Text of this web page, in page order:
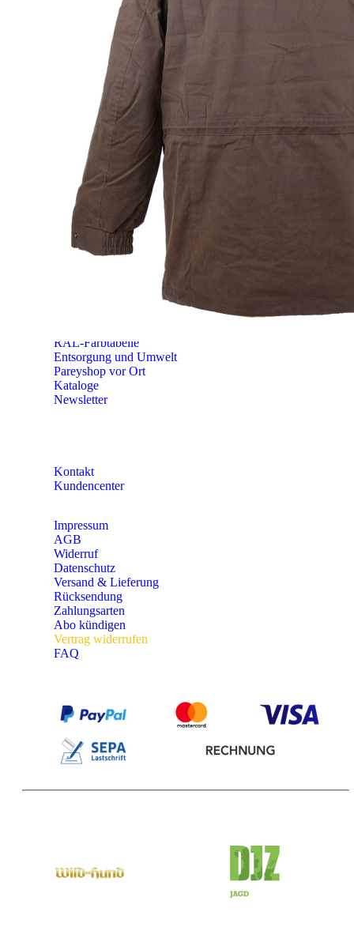
Telefon: +49 (0) 2604 / 978 888
kundencenter@paulparey.de
Mo – Fr 9:00 – 15:00 Uhr
seminare@paulparey.de
PAREYSHOP VOR ORT
Erich-Kästner-Straße 2
56379 Singhofen
Mo – Do 8:00 – 16:30 Uhr
RAL-Farbtabelle
Entsorgung und Umwelt
Pareyshop vor Ort
Kataloge
Newsletter
Kontakt
Kundencenter
Impressum
AGB
Widerruf
Datenschutz
Versand & Lieferung
Rücksendung
Zahlungsarten
Abo kündigen
Vertrag widerrufen
FAQ